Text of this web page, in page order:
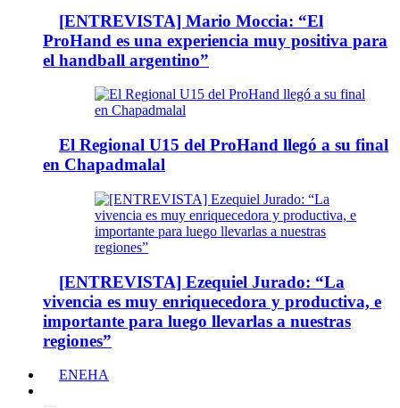
[ENTREVISTA] Mario Moccia: “El
ProHand es una experiencia muy positiva para
el handball argentino”
El Regional U15 del ProHand llegó a su final
en Chapadmalal
[ENTREVISTA] Ezequiel Jurado: “La
vivencia es muy enriquecedora y productiva, e
importante para luego llevarlas a nuestras
regiones”
ENEHA